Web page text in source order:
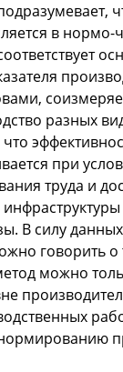
в нормо-
разных
что
при
труда и
В силу данных
говорить о
можно